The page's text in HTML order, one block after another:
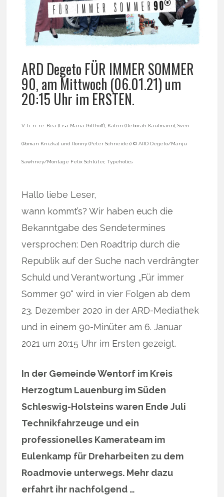
ARD Degeto FÜR IMMER SOMMER
90, am Mittwoch (06.01.21) um
20:15 Uhr im ERSTEN.
V. li. n. re. Bea (Lisa Maria Potthoff), Katrin (Deborah Kaufmann), Sven
(Roman Knizka) und Ronny (Peter Schneider) © ARD Degeto/Manju
Sawhney/Montage Felix Schlüter, Typeholics
Hallo liebe Leser,
wann kommt’s? Wir haben euch die
Bekanntgabe des Sendetermines
versprochen: Den Roadtrip durch die
Republik auf der Suche nach verdrängter
Schuld und Verantwortung „Für immer
Sommer 90“ wird in vier Folgen ab dem
23. Dezember 2020 in der ARD-Mediathek
und in einem 90-Minüter am 6. Januar
2021 um 20:15 Uhr im Ersten gezeigt.
In der Gemeinde Wentorf im Kreis
Herzogtum Lauenburg im Süden
Schleswig-Holsteins waren Ende Juli
Technikfahrzeuge und ein
professionelles Kamerateam im
Eulenkamp für Dreharbeiten zu dem
Roadmovie unterwegs. Mehr dazu
erfahrt ihr nachfolgend …